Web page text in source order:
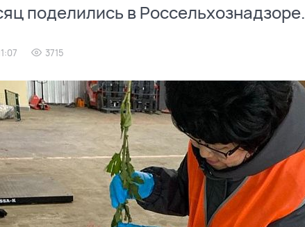
поделились в Россельхознадзоре.
3715